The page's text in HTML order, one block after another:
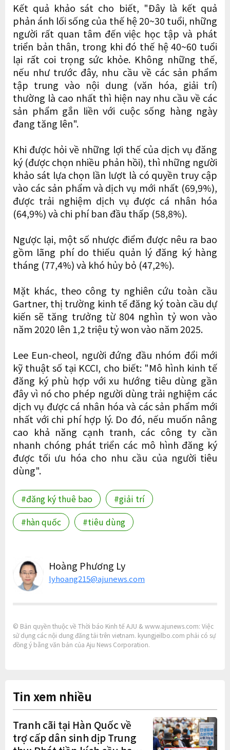
Kết quả khảo sát cho biết, "Đây là kết quả
phản ánh lối sống của thế hệ 20~30 tuổi, những
người rất quan tâm đến việc học tập và phát
triển bản thân, trong khi đó thế hệ 40~60 tuổi
lại rất coi trọng sức khỏe. Không những thế,
nếu như trước đây, nhu cầu về các sản phẩm
tập trung vào nội dung (văn hóa, giải trí)
thường là cao nhất thì hiện nay nhu cầu về các
sản phẩm gắn liền với cuộc sống hàng ngày
đang tăng lên".
Khi được hỏi về những lợi thế của dịch vụ đăng
ký (được chọn nhiều phản hồi), thì những người
khảo sát lựa chọn lần lượt là có quyền truy cập
vào các sản phẩm và dịch vụ mới nhất (69,9%),
được trải nghiệm dịch vụ được cá nhân hóa
(64,9%) và chi phí ban đầu thấp (58,8%).
Ngược lại, một số nhược điểm được nêu ra bao
gồm lãng phí do thiếu quản lý đăng ký hàng
tháng (77,4%) và khó hủy bỏ (47,2%).
Mặt khác, theo công ty nghiên cứu toàn cầu
Gartner, thị trường kinh tế đăng ký toàn cầu dự
kiến ​​sẽ tăng trưởng từ 804 nghìn tỷ won vào
năm 2020 lên 1,2 triệu tỷ won vào năm 2025.
Lee Eun-cheol, người đứng đầu nhóm đổi mới
kỹ thuật số tại KCCI, cho biết: "Mô hình kinh tế
đăng ký phù hợp với xu hướng tiêu dùng gần
đây vì nó cho phép người dùng trải nghiệm các
dịch vụ được cá nhân hóa và các sản phẩm mới
nhất với chi phí hợp lý. Do đó, nếu muốn nâng
cao khả năng cạnh tranh, các công ty cần
nhanh chóng phát triển các mô hình đăng ký
được tối ưu hóa cho nhu cầu của người tiêu
dùng".
#đăng ký thuê bao
#giải trí
#hàn quốc
#tiêu dùng
Hoàng Phương Ly
lyhoang215@ajunews.com
© Bản quyền thuộc về Thời báo Kinh tế AJU & www.ajunews.com: Việc
sử dụng các nội dung đăng tải trên vietnam. kyungjeilbo.com phải có sự
đồng ý bằng văn bản của Aju News Corporation.
Tin xem nhiều
Tranh cãi tại Hàn Quốc về
trợ cấp dân sinh dịp Trung